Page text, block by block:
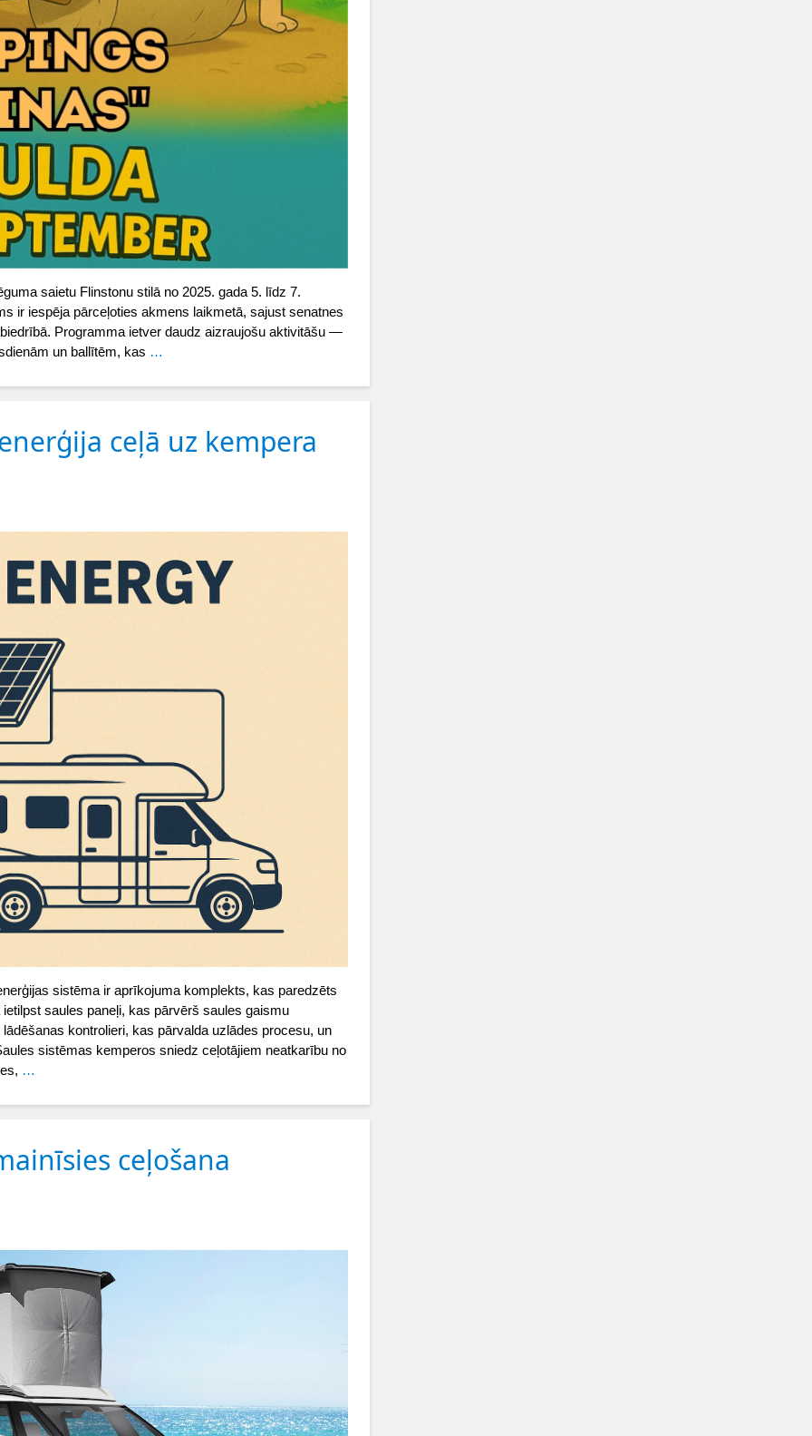
saietu Flinstonu stilā no 2025. gada 5. līdz 7.
ir iespēja pārceļoties akmens laikmetā, sajust senatnes
Programma ietver daudz aizraujošu aktivitāšu —
un ballītēm, kas …
ceļā uz kempera
sistēma ir aprīkojuma komplekts, kas paredzēts
saules paneļi, kas pārvērš saules gaismu
kontrolieri, kas pārvalda uzlādes procesu, un
sistēmas kemperos sniedz ceļotājiem neatkarību no
…
ceļošana